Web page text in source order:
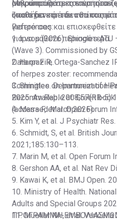
μακροπρόθεσμες
οποίο δεν πρέπει να
ανθρώπους να κατανοήσουν
ζωστήρα και τον αντίκτυπό
Μην υποτιμάτε τον έρπητα
υποθέτετε ότι δεν θα σας
γιατρό σας και επισκεφθείτε
για να μάθετε περισσότερα.
References:
1. Ipsos (2026). Shingles ATU
(Wave 3). Commissioned by
Data on File.
2. Harpaz R, Ortega-Sanchez
of herpes zoster:
Committee on Immunization
Recomm Rep. 2008;57(RR-
3. Shingles. Department of
2025. Available at:Green
(accessed March 2026).
4. Marra F, et al. Open Forum
5. Kim Y, et al. J Psychiatr
6. Schmidt, S, et al. British
2021;185:130–113.
7. Marin M, et al. Open Forum
8. Gershon AA, et al. Nat Rev
9. Kawai K, et al. BMJ Open.
10. Ministry of Health.
Adults and Special Groups
ΠΡΟΓΡΑΜΜΑ-
11. Mueller NH, et al.